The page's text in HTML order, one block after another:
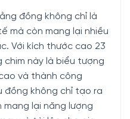
đồng không chỉ là
mà còn mang lại nhiều
Với kích thước cao 23
chim này là biểu tượng
và thành công
đồng không chỉ tạo ra
lại năng lượng